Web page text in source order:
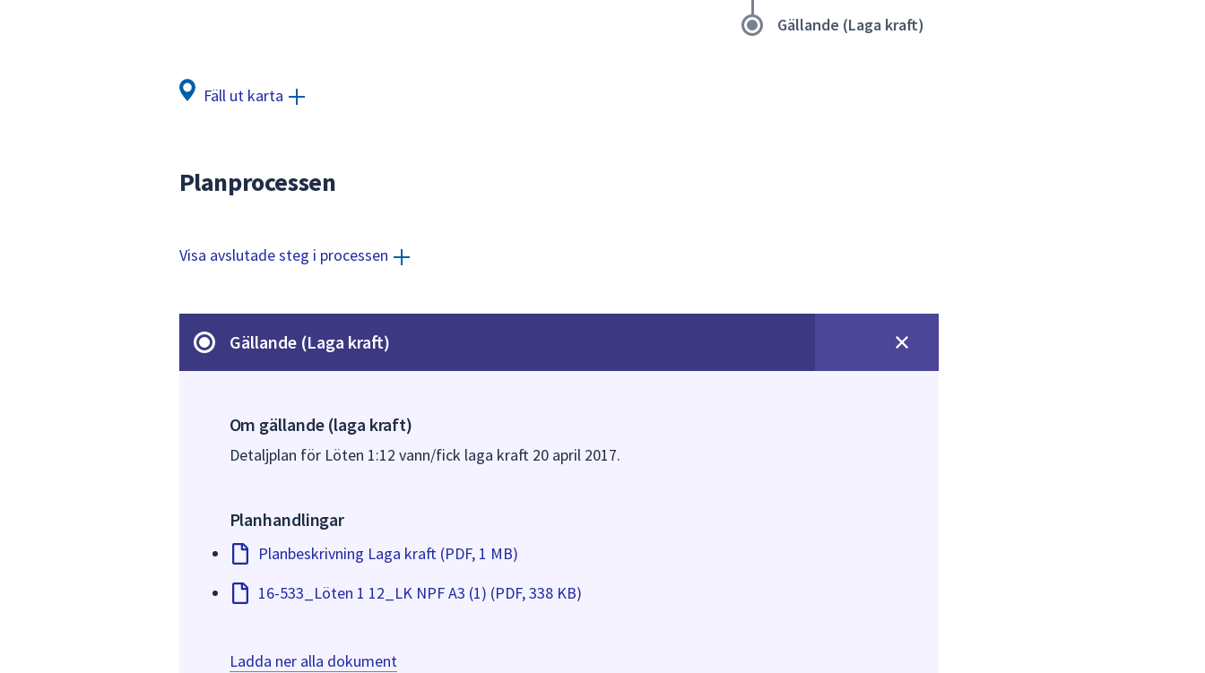
av
Gällande (Laga kraft)
Fäll ut karta
Planprocessen
Visa avslutade steg i processen
Gällande (Laga kraft)
Om gällande (laga kraft)
Detaljplan för Löten 1:12 vann/fick laga kraft 20 april 2017.
Planhandlingar
Planbeskrivning Laga kraft (PDF, 1 MB)
16-533_Löten 1 12_LK NPF A3 (1) (PDF, 338 KB)
Ladda ner alla dokument